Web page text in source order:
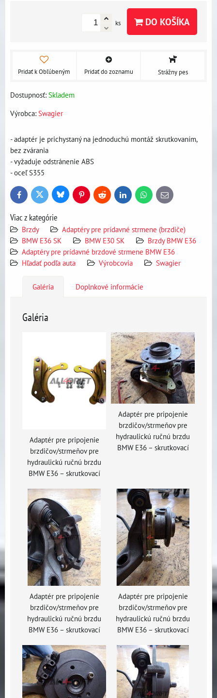
ks DO KOŠÍKA
Pridať k Obľúbeným Pridať do zoznamu Strážny pes
Dostupnosť: Skladem
Výrobca: Swagier
- adaptér je prichystaný na jednoduchú montáž skrutkovaním,
bez zvárania
- vyžaduje odstránenie ABS
- oceľ S355
FacebookTwitter BlueskyPinterestReddit LinkedInWhatsApp
E-
mail
Viac z kategórie
Brzdy
Adaptéry pre prídavné strmene (brzdiče)
BMW E36 SK
BMW E30 SK
Brzdy BMW E36
Adaptéry pre prídavné brzdové strmene BMW E36
Hľadať podľa auta
Výrobcovia Swagier
Galéria Doplnkové informácie
Galéria
Adaptér pre pripojenie
brzdičov/strmeňov pre
hydraulickú ručnú brzdu
BMW E36 – skrutkovací
Adaptér pre pripojenie
brzdičov/strmeňov pre
hydraulickú ručnú brzdu
BMW E36 – skrutkovací
Adaptér pre pripojenie
brzdičov/strmeňov pre
hydraulickú ručnú brzdu
BMW E36 – skrutkovací
Adaptér pre pripojenie
brzdičov/strmeňov pre
hydraulickú ručnú brzdu
BMW E36 – skrutkovací